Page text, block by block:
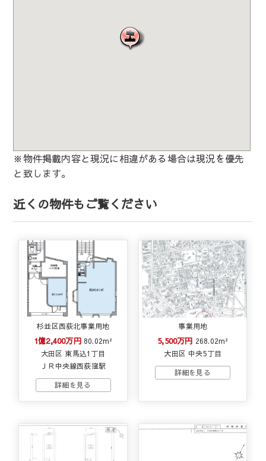
※物件掲載内容と現況に相違がある場合は現況を優先
と致します。
近くの物件もご覧ください
杉並区西荻北事業用地
1億2,400万円 80.02m²
大田区 東馬込1丁目
ＪＲ中央線西荻窪駅
事業用地
5,500万円 268.02m²
大田区 中央5丁目